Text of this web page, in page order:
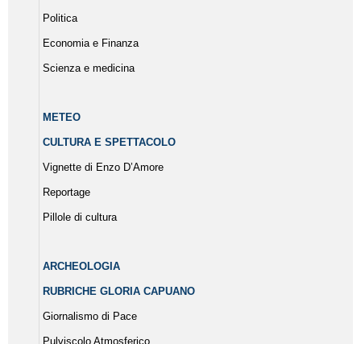
Politica
Economia e Finanza
Scienza e medicina
METEO
CULTURA E SPETTACOLO
Vignette di Enzo D’Amore
Reportage
Pillole di cultura
ARCHEOLOGIA
RUBRICHE GLORIA CAPUANO
Giornalismo di Pace
Pulviscolo Atmosferico